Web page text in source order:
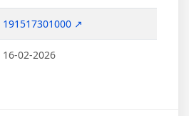
191517301000 ↗
16-02-2026